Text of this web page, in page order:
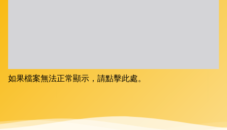
如果檔案無法正常顯示，請點擊此處。